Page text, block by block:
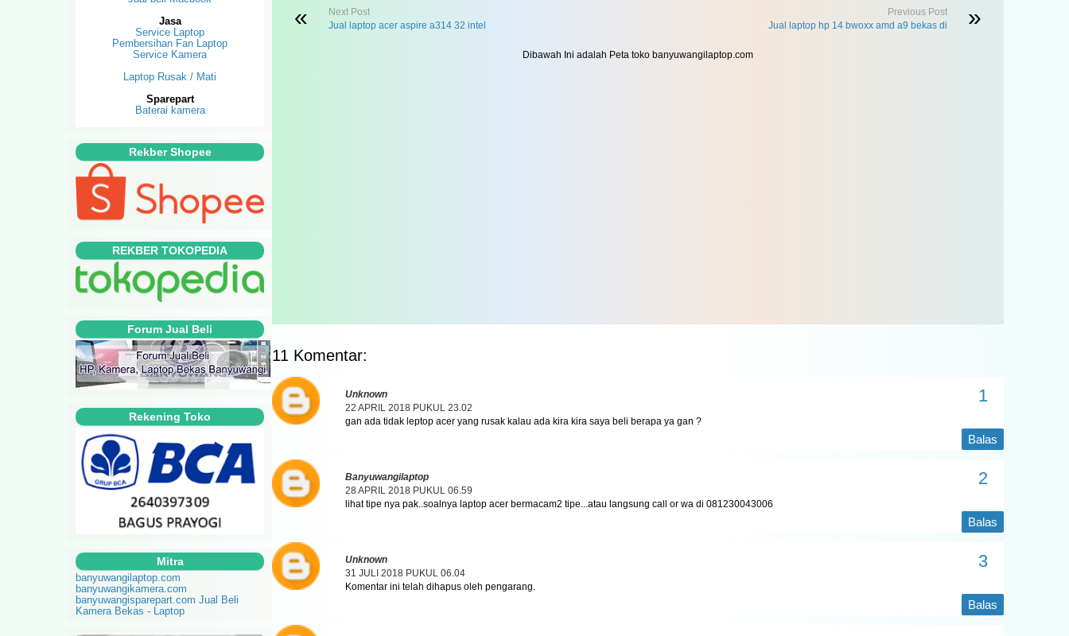
Next Post
Jual laptop acer aspire a314 32 intel
Previous Post
Jual laptop hp 14 bwoxx amd a9 bekas di
Dibawah Ini adalah Peta toko banyuwangilaptop.com
11 Komentar:
Unknown
22 APRIL 2018 PUKUL 23.02
gan ada tidak leptop acer yang rusak kalau ada kira kira saya beli berapa ya gan ?
Balas
Banyuwangilaptop
28 APRIL 2018 PUKUL 06.59
lihat tipe nya pak..soalnya laptop acer bermacam2 tipe...atau langsung call or wa di 081230043006
Balas
Unknown
31 JULI 2018 PUKUL 06.04
Komentar ini telah dihapus oleh pengarang.
Balas
Jasa
Service Laptop
Pembersihan Fan Laptop
Service Kamera
Laptop Rusak / Mati
Sparepart
Baterai kamera
Rekber Shopee
REKBER TOKOPEDIA
Forum Jual Beli
Rekening Toko
Mitra
banyuwangilaptop.com
banyuwangikamera.com
banyuwangisparepart.com Jual Beli
Kamera Bekas - Laptop